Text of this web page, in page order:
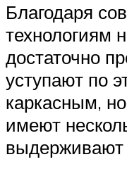
Благодаря
технологиям
достаточно
уступают по
каркасным,
имеют
выдерживают